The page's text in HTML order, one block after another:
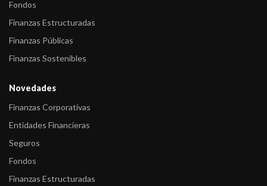
-FIX subió a B(arg) desde CC(arg) la calificación de Emisor de
Largo Plazo d ...
Fondos
Finanzas Estructuradas
Finanzas Públicas
Finanzas Sostenibles
Novedades
Finanzas Corporativas
Entidades Financieras
Seguros
Fondos
Finanzas Estructuradas